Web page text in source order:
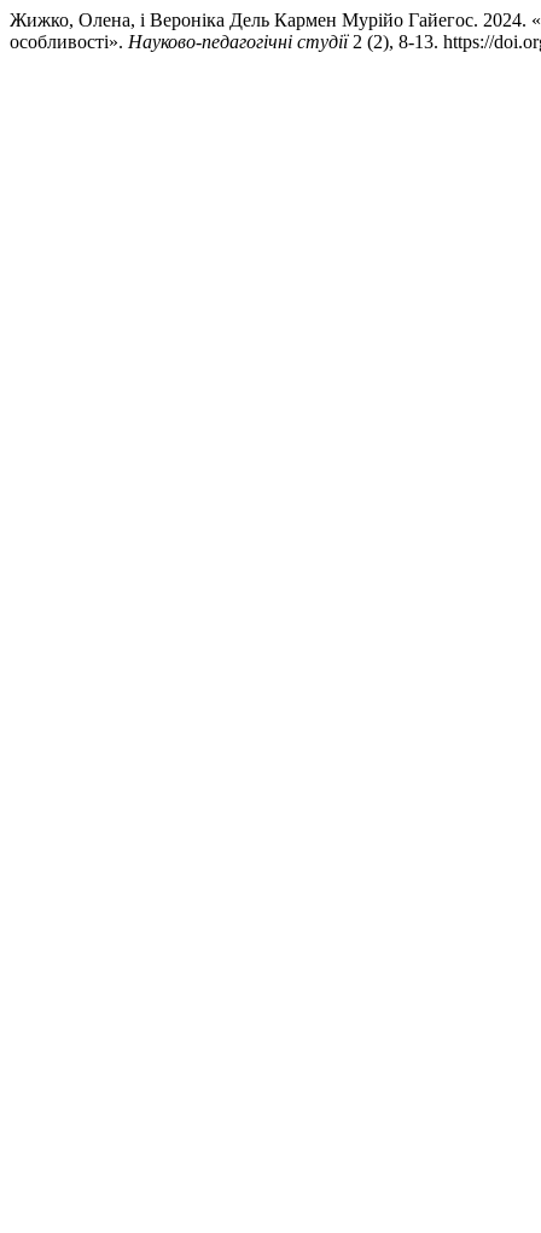
Жижко, Олена, і Вероніка Дель Кармен Мурійо Гайегос. 2024.
особливості». Науково-педагогічні студії2 (2), 8-13. https://